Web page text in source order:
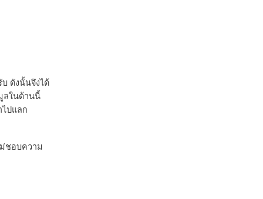
บ ดังนั้นจึงได้
ลในด้านนี้
ปแลก
ชอบความ